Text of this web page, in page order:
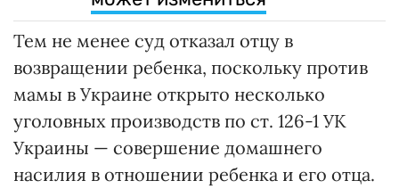
Тем не менее суд отказал отцу в
возвращении ребенка, поскольку против
мамы в Украине открыто несколько
уголовных производств по ст. 126-1 УК
Украины — совершение домашнего
насилия в отношении ребенка и его отца.